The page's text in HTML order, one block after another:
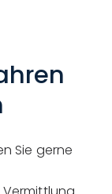
Sie gerne